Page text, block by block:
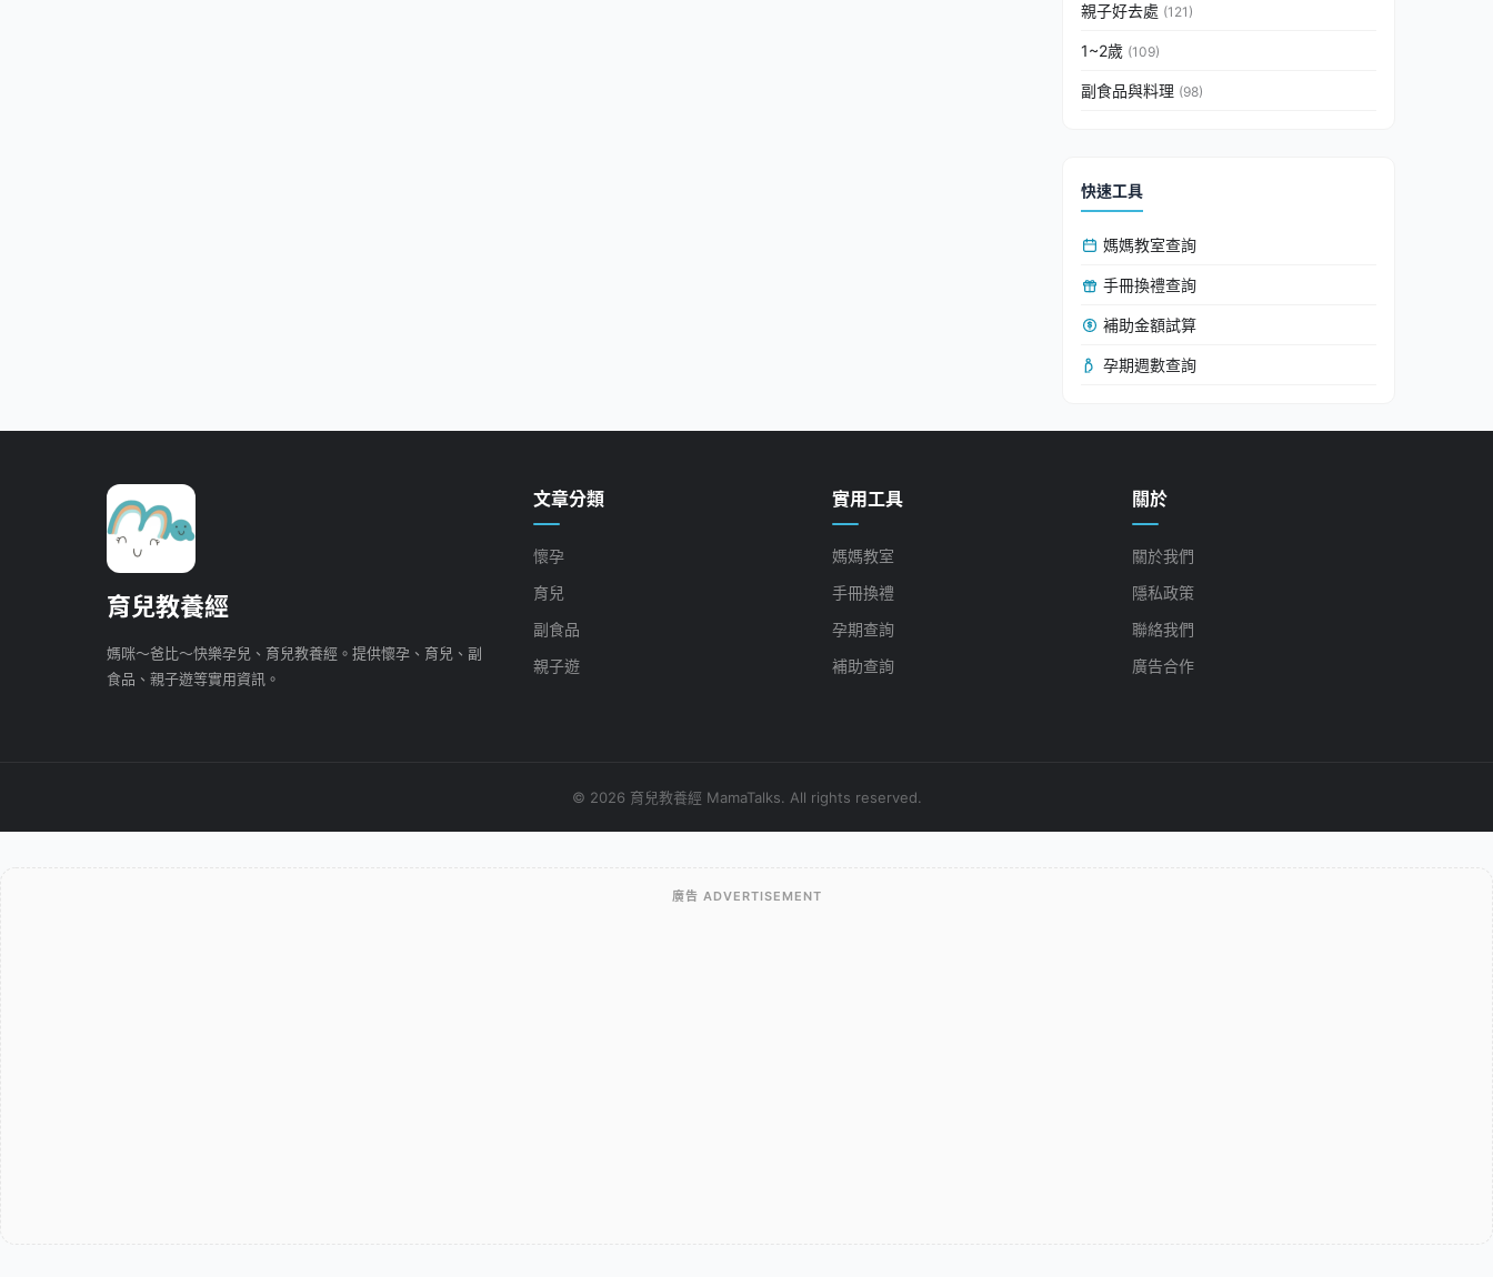
親子好去處 (121)
1~2歲 (109)
副食品與料理 (98)
快速工具
媽媽教室查詢
手冊換禮查詢
補助金額試算
孕期週數查詢
育兒教養經
媽咪～爸比～快樂孕兒、育兒教養經。提供懷孕、育兒、副
食品、親子遊等實用資訊。
文章分類
懷孕
育兒
副食品
親子遊
實用工具
媽媽教室
手冊換禮
孕期查詢
補助查詢
關於
關於我們
隱私政策
聯絡我們
廣告合作
© 2026 育兒教養經 MamaTalks. All rights reserved.
廣告 ADVERTISEMENT